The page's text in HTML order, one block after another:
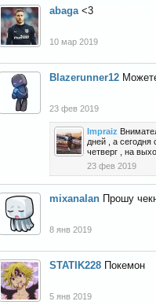
abaga <3
10 мар 2019
Blazerunner12
23 фев 2019
Impraiz
дней , а
четверг , на
23 фев 2019
mixanalan Прошу
8 янв 2019
STATIK228 Покемон
5 янв 2019